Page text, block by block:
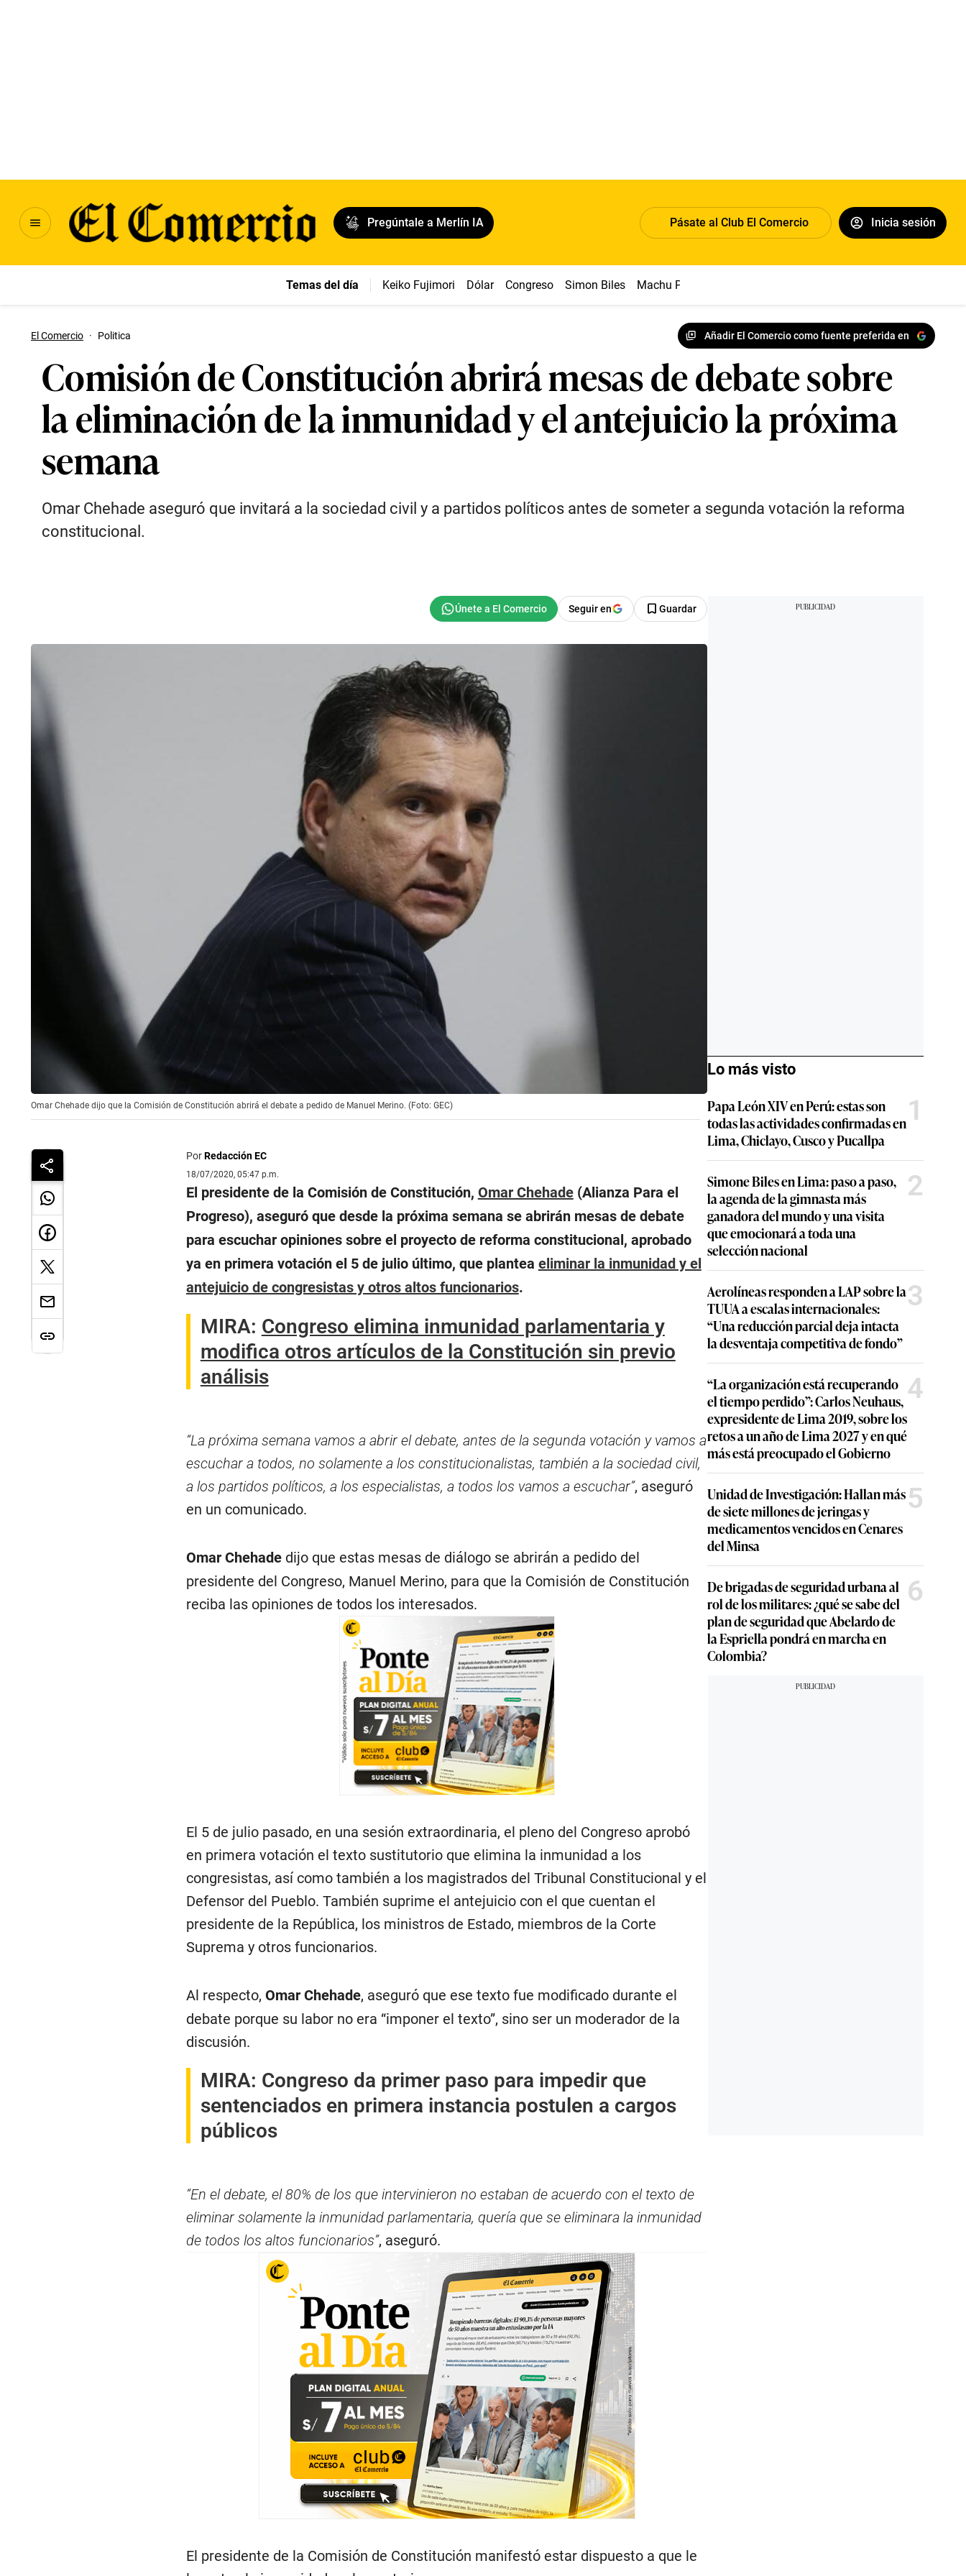
Pregúntale a Merlín IA Pásate al Club El Comercio Inicia sesión
Temas del día Keiko Fujimori Dólar Congreso Simon Biles Machu Picchu
El Comercio · Politica Añadir El Comercio como fuente preferida en
Comisión de Constitución abrirá mesas de debate sobre
la eliminación de la inmunidad y el antejuicio la próxima
semana
Omar Chehade aseguró que invitará a la sociedad civil y a partidos políticos antes de someter a segunda votación la reforma
constitucional.
Seguir en Guardar
Omar Chehade dijo que la Comisión de Constitución abrirá el debate a pedido de Manuel Merino. (Foto: GEC)
PorRedacción EC
18/07/2020, 05:47 p.m.
El presidente de la Comisión de Constitución, Omar Chehade(Alianza Para el
Progreso), aseguró que desde la próxima semana se abrirán mesas de debate
para escuchar opiniones sobre el proyecto de reforma constitucional, aprobado
ya en primera votación el 5 de julio último, que plantea eliminar la inmunidad y el
antejuicio de congresistas y otros altos funcionarios.
MIRA: Congreso elimina inmunidad parlamentaria y
modifica otros artículos de la Constitución sin previo
análisis
“La próxima semana vamos a abrir el debate, antes de la segunda votación y vamos a
escuchar a todos, no solamente a los constitucionalistas, también a la sociedad civil,
a los partidos políticos, a los especialistas, a todos los vamos a escuchar”, aseguró
en un comunicado.
Omar Chehadedijo que estas mesas de diálogo se abrirán a pedido del
presidente del Congreso, Manuel Merino, para que la Comisión de Constitución
reciba las opiniones de todos los interesados.
El 5 de julio pasado, en una sesión extraordinaria, el pleno del Congreso aprobó
en primera votación el texto sustitutorio que elimina la inmunidad a los
congresistas, así como también a los magistrados del Tribunal Constitucional y el
Defensor del Pueblo. También suprime el antejuicio con el que cuentan el
presidente de la República, los ministros de Estado, miembros de la Corte
Suprema y otros funcionarios.
Al respecto, Omar Chehade, aseguró que ese texto fue modificado durante el
debate porque su labor no era “imponer el texto”, sino ser un moderador de la
discusión.
MIRA: Congreso da primer paso para impedir que
sentenciados en primera instancia postulen a cargos
públicos
“En el debate, el 80% de los que intervinieron no estaban de acuerdo con el texto de
eliminar solamente la inmunidad parlamentaria, quería que se eliminara la inmunidad
de todos los altos funcionarios”, aseguró.
El presidente de la Comisión de Constitución manifestó estar dispuesto a que le
Lo más visto
Papa León XIV en Perú: estas son
todas las actividades confirmadas en
Lima, Chiclayo, Cusco y Pucallpa
1
Simone Biles en Lima: paso a paso,
la agenda de la gimnasta más
ganadora del mundo y una visita
que emocionará a toda una
selección nacional
2
Aerolíneas responden a LAP sobre la
TUUA a escalas internacionales:
“Una reducción parcial deja intacta
la desventaja competitiva de fondo”
3
“La organización está recuperando
el tiempo perdido”: Carlos Neuhaus,
expresidente de Lima 2019, sobre los
retos a un año de Lima 2027 y en qué
más está preocupado el Gobierno
4
Unidad de Investigación: Hallan más
de siete millones de jeringas y
medicamentos vencidos en Cenares
del Minsa
5
De brigadas de seguridad urbana al
rol de los militares: ¿qué se sabe del
plan de seguridad que Abelardo de
la Espriella pondrá en marcha en
Colombia?
6